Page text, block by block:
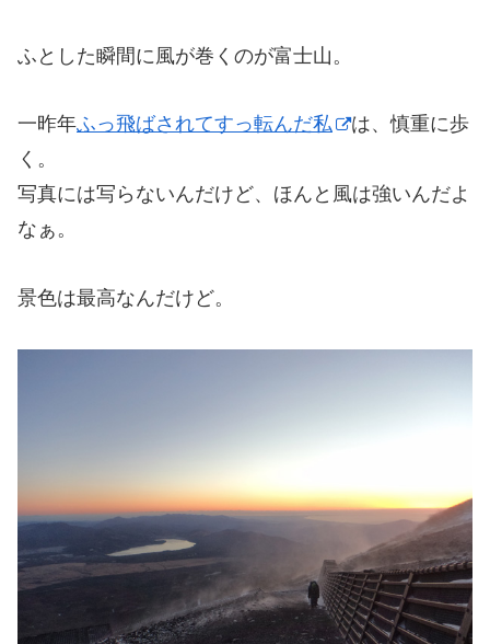
ふとした瞬間に風が巻くのが富士山。
一昨年ふっ飛ばされてすっ転んだ私
は、慎重に歩
く。
写真には写らないんだけど、ほんと風は強いんだよ
なぁ。
景色は最高なんだけど。